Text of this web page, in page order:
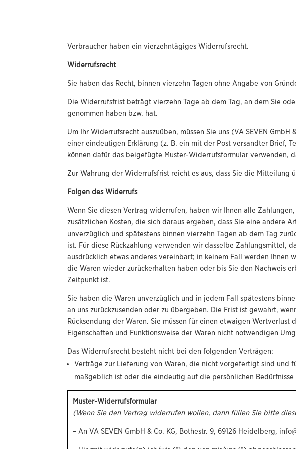
Verbraucher haben ein vierzehntägiges Widerrufsrecht.
Widerrufsrecht
Sie haben das Recht, binnen vierzehn Tagen ohne Angabe von
Die Widerrufsfrist beträgt vierzehn Tage ab dem Tag, an dem Sie
genommen haben bzw. hat.
Um Ihr Widerrufsrecht auszuüben, müssen Sie uns (VA SEVEN
einer eindeutigen Erklärung (z. B. ein mit der Post versandter Brief,
können dafür das beigefügte Muster-Widerrufsformular verwenden,
Zur Wahrung der Widerrufsfrist reicht es aus, dass Sie die
Folgen des Widerrufs
Wenn Sie diesen Vertrag widerrufen, haben wir Ihnen alle
zusätzlichen Kosten, die sich daraus ergeben, dass Sie eine
unverzüglich und spätestens binnen vierzehn Tagen ab dem Tag
ist. Für diese Rückzahlung verwenden wir dasselbe Zahlungsmittel,
ausdrücklich etwas anderes vereinbart; in keinem Fall werden
die Waren wieder zurückerhalten haben oder bis Sie den Nachweis
Zeitpunkt ist.
Sie haben die Waren unverzüglich und in jedem Fall spätestens
an uns zurückzusenden oder zu übergeben. Die Frist ist gewahrt,
Rücksendung der Waren. Sie müssen für einen etwaigen
Eigenschaften und Funktionsweise der Waren nicht notwendigen
Das Widerrufsrecht besteht nicht bei den folgenden Verträgen:
Verträge zur Lieferung von Waren, die nicht vorgefertigt sind und
maßgeblich ist oder die eindeutig auf die persönlichen Bedürfnisse
Muster-Widerrufsformular
(Wenn Sie den Vertrag widerrufen wollen, dann füllen Sie bitte
– An VA SEVEN GmbH & Co. KG, Bothestr. 9, 69126 Heidelberg,